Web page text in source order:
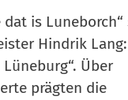
dat is Luneborch“
Hindrik Lang:
Über
prägten die